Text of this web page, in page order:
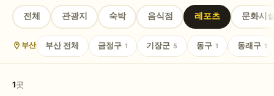
전체 관광지 숙박 음식점 레포츠 문화시
부산 부산전체 금정구 1 기장군 5 동구 1 동래구 1
1곳